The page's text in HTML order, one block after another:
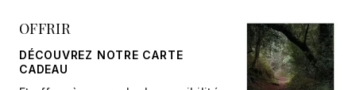
OFFRIR
DÉCOUVREZ NOTRE CARTE
CADEAU